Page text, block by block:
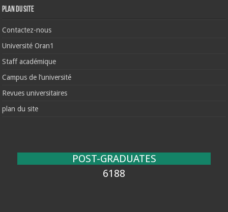
Plan du site
Contactez-nous
Université Oran1
Staff académique
Campus de l’université
Revues universitaires
plan du site
POST-GRADUATES
6188